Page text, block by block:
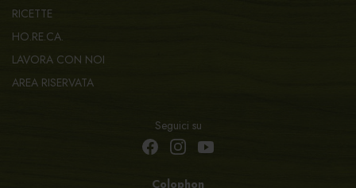
RICETTE
HO.RE.CA.
LAVORA CON NOI
AREA RISERVATA
Seguici su
Colophon